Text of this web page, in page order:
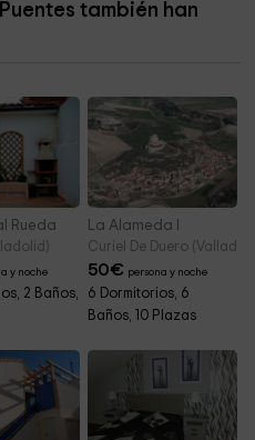
6,8 km
también han
Rueda
y noche
2 Baños,
La Alameda I
Curiel De Duero
50€ persona y noche
6 Dormitorios, 6
Baños, 10 Plazas